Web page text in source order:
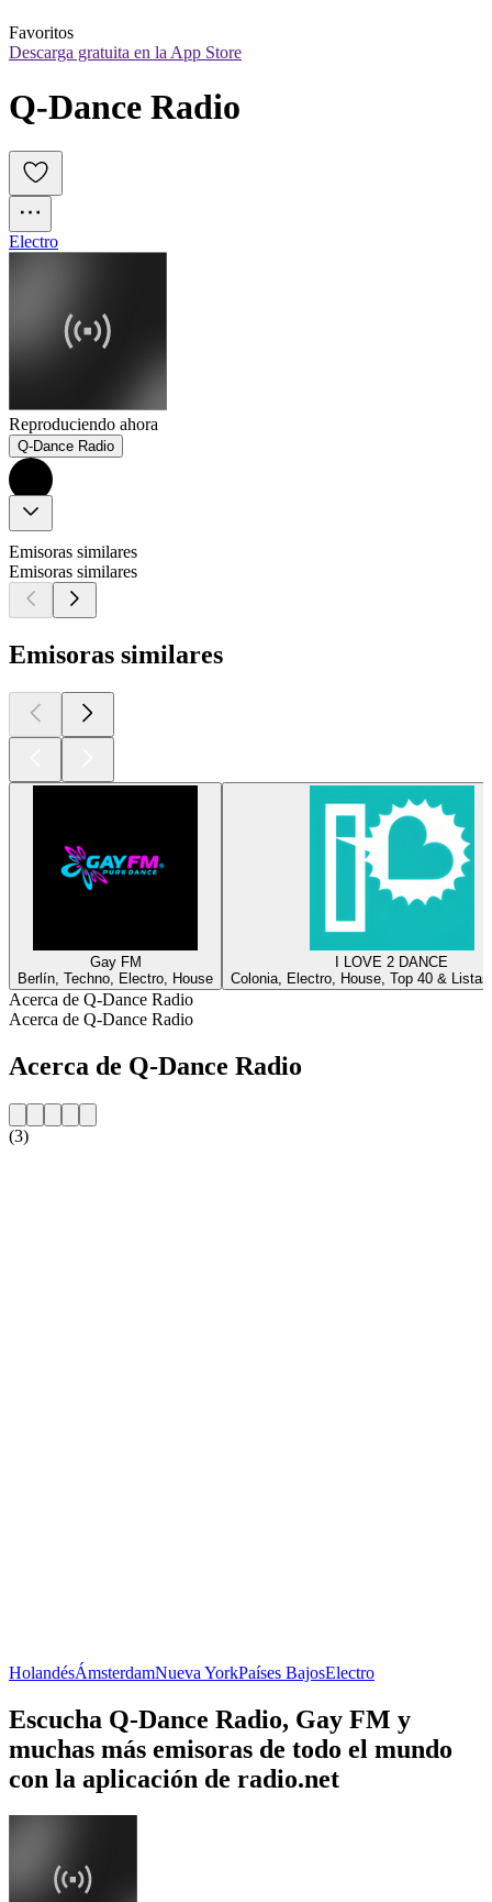
Favoritos
Descarga gratuita en la App Store
Q-Dance Radio
Electro
Reproduciendo ahora
Q-Dance Radio
Emisoras similares
Emisoras similares
Emisoras similares
Gay FM
Berlín, Techno, Electro, House
I LOVE 2 DANCE
Colonia, Electro, House, Top 40 &
Acerca de Q-Dance Radio
Acerca de Q-Dance Radio
Acerca de Q-Dance Radio
(3)
HolandésÁmsterdamNueva YorkPaíses BajosElectro
Escucha Q-Dance Radio, Gay FM y
muchas más emisoras de todo el mundo
con la aplicación de radio.net